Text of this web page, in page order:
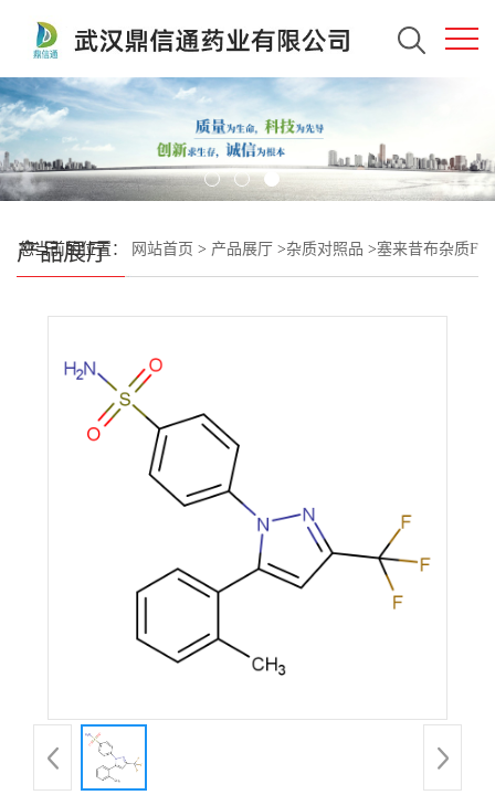
产品展厅
您当前的位置： 网站首页 > 产品展厅 >杂质对照品 >塞来昔布杂质F